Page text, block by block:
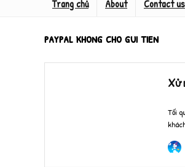
Trang chủ About Contact us
paypal khong cho gui tien
Xử
Tối